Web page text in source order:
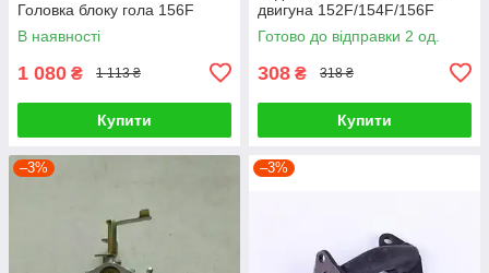
Головка блоку гола 156F
В наявності
1 080 ₴ 1 113 ₴
Купити
двигуна 152F/154F/156F
Готово до відправки 2 од.
308 ₴ 318 ₴
Купити
–3% –3%